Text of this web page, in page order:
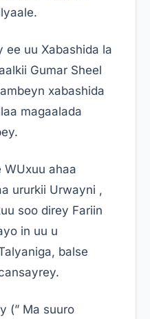
ee uu Xabashida la
Gumar Sheel
xabashida
magaalada
WUxuu ahaa
ururkii Urwayni ,
soo direy Fariin
in uu u
balse
(” Ma suuro